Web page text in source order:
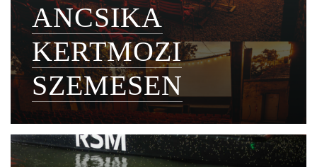
ANCSIKA
KERTMOZI
SZEMESEN